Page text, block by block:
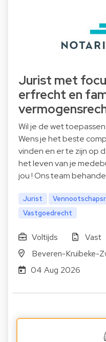
Jurist met
erfrecht en
Wil je de wet
Wens je het beste
vinden en er te zijn op
het leven van je
jou ! Ons team
Jurist
Vastgoedrecht
Voltijds
Vast
Beveren-Kruibeke-
04 Aug 2026